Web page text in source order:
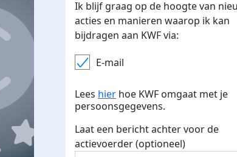
Ik blijf graag op de hoogte van
acties en manieren waarop ik kan
bijdragen aan KWF via:
E-mail
Lees hier hoe KWF omgaat met je
persoonsgegevens.
Laat een bericht achter voor de
actievoerder (optioneel)